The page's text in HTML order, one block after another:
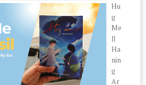
Hu
g
Me
||
Ha
nin
g
Ar